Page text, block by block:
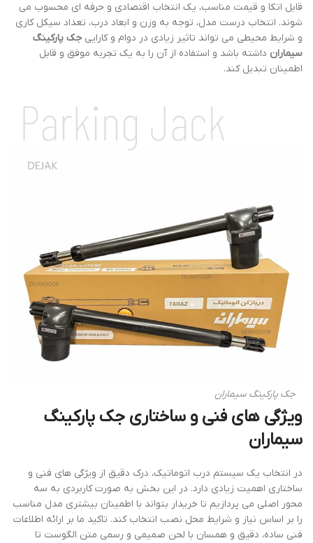
قابل اتکا و قیمت مناسب، یک انتخاب اقتصادی و حرفه ای محسوب می
شوند. انتخاب درست مدل، توجه به وزن و ابعاد درب، تعداد سیکل کاری
و شرایط محیطی می تواند تاثیر زیادی در دوام و کارایی جک پارکینگ
سیماران داشته باشد و استفاده از آن را به یک تجربه موفق و قابل
اطمینان تبدیل کند.
جک پارکینگ سیماران
ویژگی های فنی و ساختاری جک پارکینگ
سیماران
در انتخاب یک سیستم درب اتوماتیک، درک دقیق از ویژگی های فنی و
ساختاری اهمیت زیادی دارد. در این بخش به صورت کاربردی به سه
محور اصلی می پردازیم تا خریدار بتواند با اطمینان بیشتری مدل مناسب
را بر اساس نیاز و شرایط محل نصب انتخاب کند. تاکید ما بر ارائه اطلاعات
فنی ساده، دقیق و همسان با لحن صمیمی و رسمی متن الگوست تا